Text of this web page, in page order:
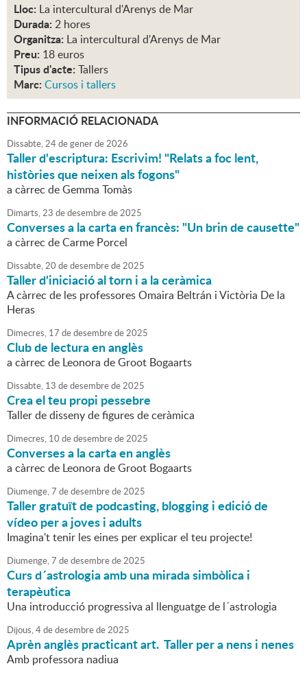
Lloc: La intercultural d'Arenys de Mar
Durada: 2 hores
Organitza: La intercultural d'Arenys de Mar
Preu: 18 euros
Tipus d'acte: Tallers
Marc: Cursos i tallers
INFORMACIÓ RELACIONADA
Dissabte,24degenerde2026
Taller d'escriptura: Escrivim! "Relats a foc lent,
històries que neixen als fogons"
a càrrec de Gemma Tomàs
Dimarts,23 dedesembrede2025
Converses a la carta en francès: "Un brin de causette"
a càrrec de Carme Porcel
Dissabte,20 dedesembrede2025
Taller d'iniciació al torn i a la ceràmica
A càrrec de les professores Omaira Beltrán i Victòria De la
Heras
Dimecres, 17 dedesembrede2025
Club de lectura en anglès
a càrrec de Leonora de Groot Bogaarts
Dissabte, 13 dedesembrede2025
Crea el teu propi pessebre
Taller de disseny de figures de ceràmica
Dimecres, 10 dedesembrede2025
Converses a la carta en anglès
a càrrec de Leonora de Groot Bogaarts
Diumenge,7 dedesembrede2025
Taller gratuït de podcasting, blogging i edició de
vídeo per a joves i adults
Imagina't tenir les eines per explicar el teu projecte!
Diumenge,7 dedesembrede2025
Curs d´astrologia amb una mirada simbòlica i
terapèutica
Una introducció progressiva al llenguatge de l´astrologia
Dijous,4dedesembrede2025
Aprèn anglès practicant art. Taller per a nens i nenes
Amb professora nadiua